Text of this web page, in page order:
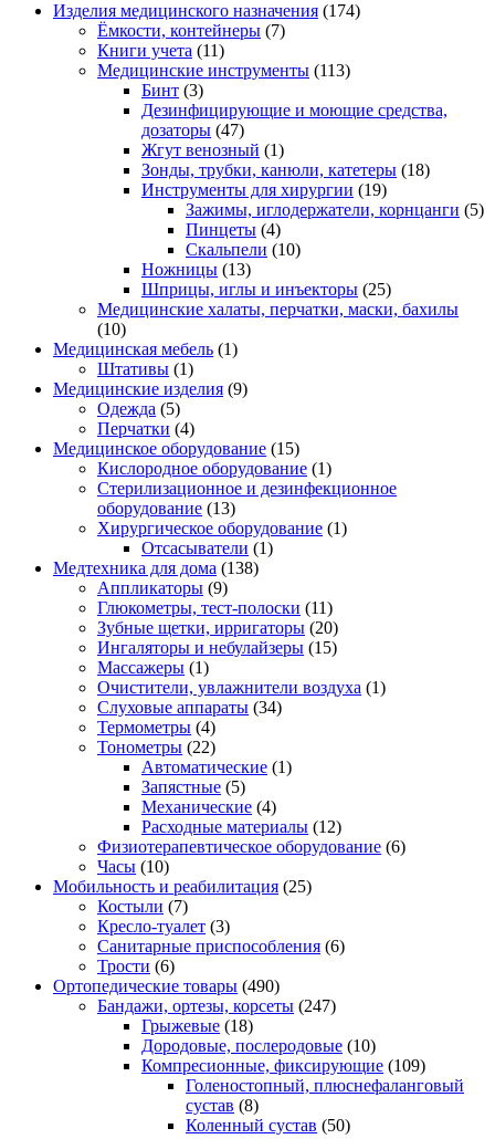
Изделия медицинского назначения (174)
Ёмкости, контейнеры (7)
Книги учета (11)
Медицинские инструменты (113)
Бинт (3)
Дезинфицирующие и моющие средства,
дозаторы (47)
Жгут венозный (1)
Зонды, трубки, канюли, катетеры (18)
Инструменты для хирургии (19)
Зажимы, иглодержатели, корнцанги (5)
Пинцеты (4)
Скальпели (10)
Ножницы (13)
Шприцы, иглы и инъекторы (25)
Медицинские халаты, перчатки, маски, бахилы
(10)
Медицинская мебель (1)
Штативы (1)
Медицинские изделия (9)
Одежда (5)
Перчатки (4)
Медицинское оборудование (15)
Кислородное оборудование (1)
Стерилизационное и дезинфекционное
оборудование (13)
Хирургическое оборудование (1)
Отсасыватели (1)
Медтехника для дома (138)
Аппликаторы (9)
Глюкометры, тест-полоски (11)
Зубные щетки, ирригаторы (20)
Ингаляторы и небулайзеры (15)
Массажеры (1)
Очистители, увлажнители воздуха (1)
Слуховые аппараты (34)
Термометры (4)
Тонометры (22)
Автоматические (1)
Запястные (5)
Механические (4)
Расходные материалы (12)
Физиотерапевтическое оборудование (6)
Часы (10)
Мобильность и реабилитация (25)
Костыли (7)
Кресло-туалет (3)
Санитарные приспособления (6)
Трости (6)
Ортопедические товары (490)
Бандажи, ортезы, корсеты (247)
Грыжевые (18)
Дородовые, послеродовые (10)
Компресионные, фиксирующие (109)
Голеностопный, плюснефаланговый
сустав (8)
Коленный сустав (50)